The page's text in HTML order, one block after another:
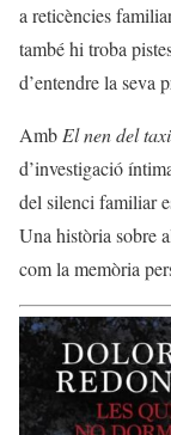
a reticències
també hi troba
d’entendre la seva
Amb El nen del taxi
d’investigació
del silenci familiar
Una història sobre
com la memòria